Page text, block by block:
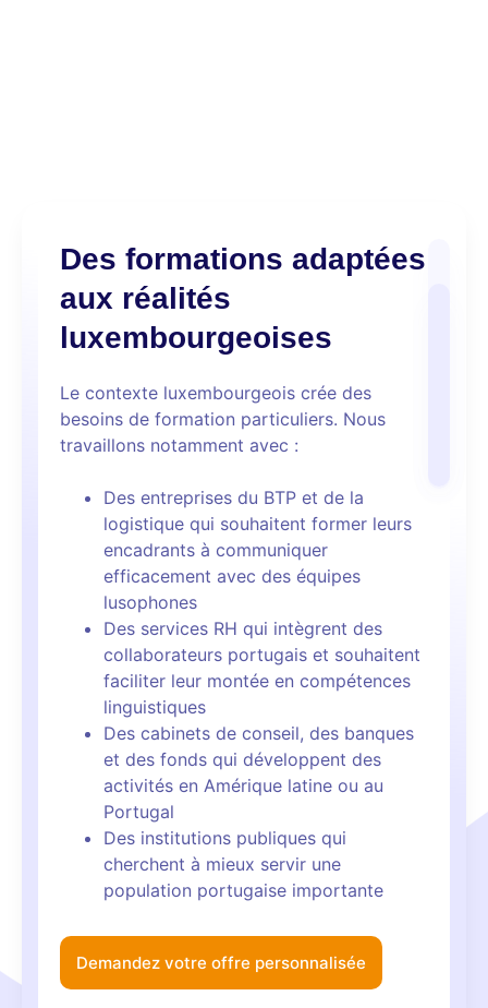
Des formations adaptées
aux réalités
luxembourgeoises
Le contexte luxembourgeois crée des
besoins de formation particuliers. Nous
travaillons notamment avec :
Des entreprises du BTP et de la
logistique qui souhaitent former leurs
encadrants à communiquer
efficacement avec des équipes
lusophones
Des services RH qui intègrent des
collaborateurs portugais et souhaitent
faciliter leur montée en compétences
linguistiques
Des cabinets de conseil, des banques
et des fonds qui développent des
activités en Amérique latine ou au
Portugal
Des institutions publiques qui
cherchent à mieux servir une
population portugaise importante
Demandez votre offre personnalisée